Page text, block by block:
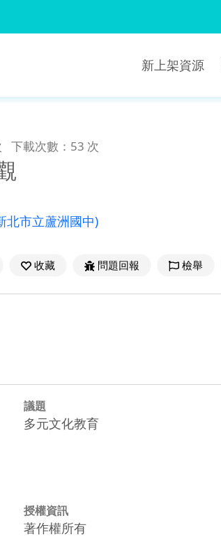
新上架資源
下載次數：53 次
北市立蘆洲國中)
收藏 問題回報 檢舉
議題
多元文化教育
授權資訊
著作權所有